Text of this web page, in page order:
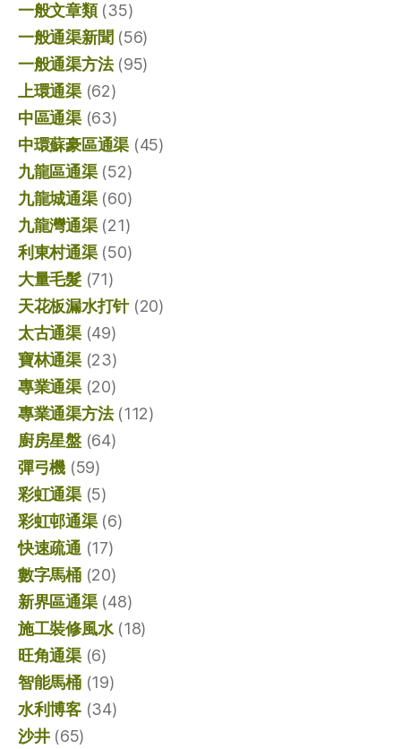
一般文章類(35)
一般通渠新聞 (56)
一般通渠方法(95)
上環通渠(62)
中區通渠(63)
中環蘇豪區通渠 (45)
九龍區通渠(52)
九龍城通渠(60)
九龍灣通渠(21)
利東村通渠(50)
大量毛髮(71)
天花板漏水打针(20)
太古通渠(49)
寶林通渠(23)
專業通渠(20)
專業通渠方法(112)
廚房星盤(64)
彈弓機 (59)
彩虹通渠(5)
彩虹邨通渠(6)
快速疏通(17)
數字馬桶(20)
新界區通渠(48)
施工裝修風水(18)
旺角通渠(6)
智能馬桶(19)
水利博客(34)
沙井(65)